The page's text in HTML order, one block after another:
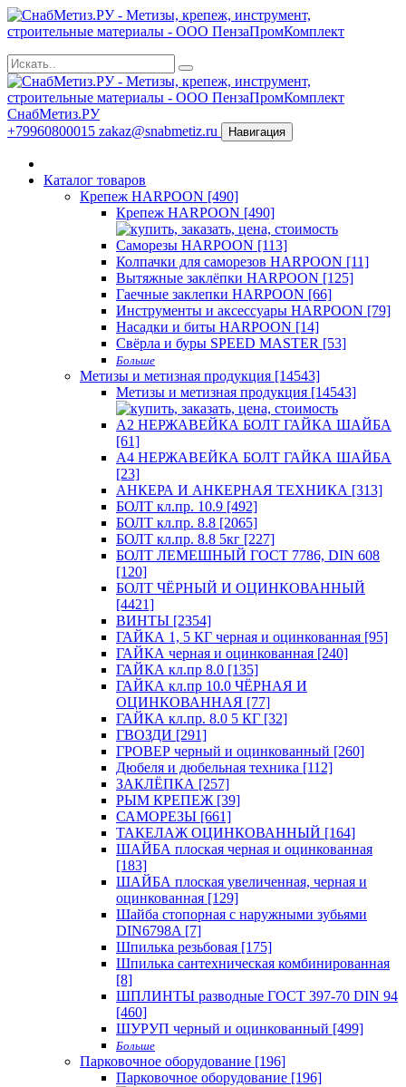
СнабМетиз.РУ
+79960800015 zakaz@snabmetiz.ru Навигация
Каталог товаров
Крепеж HARPOON [490]
Крепеж HARPOON [490]
Саморезы HARPOON [113]
Колпачки для саморезов HARPOON [11]
Вытяжные заклёпки HARPOON [125]
Гаечные заклепки HARPOON [66]
Инструменты и аксессуары HARPOON [79]
Насадки и биты HARPOON [14]
Свёрла и буры SPEED MASTER [53]
Больше
Метизы и метизная продукция [14543]
Метизы и метизная продукция [14543]
А2 НЕРЖАВЕЙКА БОЛТ ГАЙКА ШАЙБА
[61]
А4 НЕРЖАВЕЙКА БОЛТ ГАЙКА ШАЙБА
[23]
АНКЕРА И АНКЕРНАЯ ТЕХНИКА [313]
БОЛТ кл.пр. 10.9 [492]
БОЛТ кл.пр. 8.8 [2065]
БОЛТ кл.пр. 8.8 5кг [227]
БОЛТ ЛЕМЕШНЫЙ ГОСТ 7786, DIN 608
[120]
БОЛТ ЧЁРНЫЙ И ОЦИНКОВАННЫЙ
[4421]
ВИНТЫ [2354]
ГАЙКА 1, 5 КГ черная и оцинкованная [95]
ГАЙКА черная и оцинкованная [240]
ГАЙКА кл.пр 8.0 [135]
ГАЙКА кл.пр 10.0 ЧЁРНАЯ И
ОЦИНКОВАННАЯ [77]
ГАЙКА кл.пр. 8.0 5 КГ [32]
ГВОЗДИ [291]
ГРОВЕР черный и оцинкованный [260]
Дюбеля и дюбельная техника [112]
ЗАКЛЁПКА [257]
РЫМ КРЕПЕЖ [39]
САМОРЕЗЫ [661]
ТАКЕЛАЖ ОЦИНКОВАННЫЙ [164]
ШАЙБА плоская черная и оцинкованная
[183]
ШАЙБА плоская увеличенная, черная и
оцинкованная [129]
Шайба стопорная с наружными зубьями
DIN6798A [7]
Шпилька резьбовая [175]
Шпилька сантехническая комбинированная
[8]
ШПЛИНТЫ разводные ГОСТ 397-70 DIN 94
[460]
ШУРУП черный и оцинкованный [499]
Больше
Парковочное оборудование [196]
Парковочное оборудование [196]